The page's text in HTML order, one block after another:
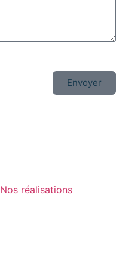
Envoyer
Nos réalisations